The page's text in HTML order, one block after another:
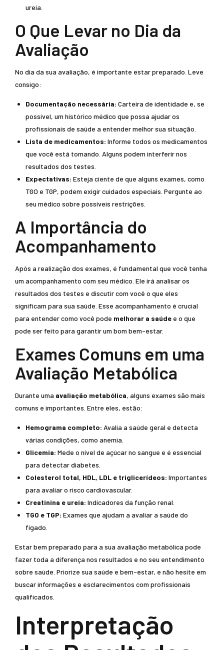
ureia.
O Que Levar no Dia da
Avaliação
No dia da sua avaliação, é importante estar preparado. Leve
consigo:
Documentação necessária: Carteira de identidade e, se
possível, um histórico médico que possa ajudar os
profissionais de saúde a entender melhor sua situação.
Lista de medicamentos: Informe todos os medicamentos
que você está tomando. Alguns podem interferir nos
resultados dos testes.
Expectativas: Esteja ciente de que alguns exames, como
TGO e TGP, podem exigir cuidados especiais. Pergunte ao
seu médico sobre possíveis restrições.
A Importância do
Acompanhamento
Após a realização dos exames, é fundamental que você tenha
um acompanhamento com seu médico. Ele irá analisar os
resultados dos testes e discutir com você o que eles
significam para sua saúde. Esse acompanhamento é crucial
para entender como você pode melhorar a saúde e o que
pode ser feito para garantir um bom bem-estar.
Exames Comuns em uma
Avaliação Metabólica
Durante uma avaliação metabólica, alguns exames são mais
comuns e importantes. Entre eles, estão:
Hemograma completo: Avalia a saúde geral e detecta
várias condições, como anemia.
Glicemia: Mede o nível de açúcar no sangue e é essencial
para detectar diabetes.
Colesterol total, HDL, LDL e triglicerídeos: Importantes
para avaliar o risco cardiovascular.
Creatinina e ureia: Indicadores da função renal.
TGO e TGP: Exames que ajudam a avaliar a saúde do
fígado.
Estar bem preparado para a sua avaliação metabólica pode
fazer toda a diferença nos resultados e no seu entendimento
sobre saúde. Priorize sua saúde e bem-estar, e não hesite em
buscar informações e esclarecimentos com profissionais
qualificados.
Interpretação